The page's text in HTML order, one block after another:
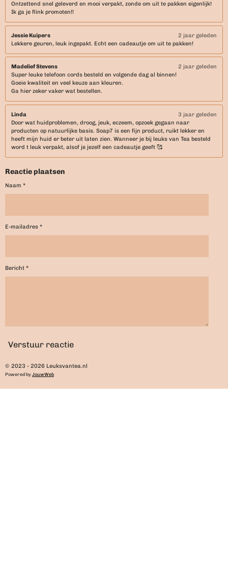
Ontzettend snel geleverd en mooi verpakt, zonde om uit te pakken eigenlijk!
Ik ga je flink promoten!!
Jessie Kuipers
2 jaar geleden
Lekkere geuren, leuk ingepakt. Echt een cadeautje om uit te pakken!
Madelief Stevens
2 jaar geleden
Super leuke telefoon cords besteld en volgende dag al binnen!
Goeie kwaliteit en veel keuze aan kleuren.
Ga hier zeker vaker wat bestellen.
Linda
3 jaar geleden
Door wat huidproblemen, droog, jeuk, eczeem, opzoek gegaan naar
producten op natuurlijke basis. Soap7 is een fijn product, ruikt lekker en
heeft mijn huid er beter uit laten zien. Wanneer je bij leuks van Tea besteld
word t leuk verpakt, alsof je jezelf een cadeautje geeft 🥰
Reactie plaatsen
Naam *
E-mailadres *
Bericht *
Verstuur reactie
© 2023 - 2026 Leuksvantea.nl
Powered byJouwWeb